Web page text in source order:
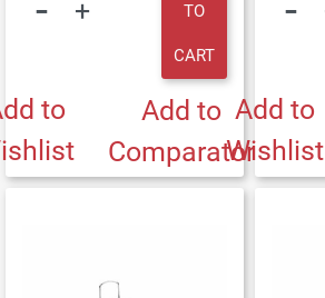
TO
CART
to
Add to
Comparator
Add to
Wishlist